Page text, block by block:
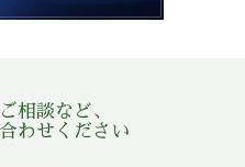
相談など、
わせください